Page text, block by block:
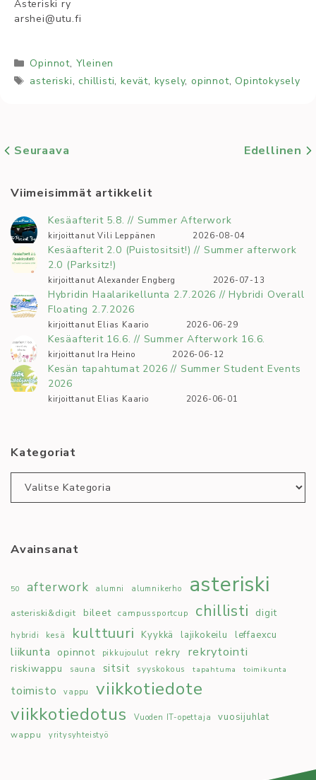
Asteriski ry
arshei@utu.fi
Kategoriat
Opinnot, Yleinen
Avainsanat
asteriski,chillisti,kevät, kysely,opinnot, Opintokysely
Seuraava Edellinen
Viimeisimmät artikkelit
Kesäafterit 5.8. // Summer Afterwork
kirjoittanut Vili Leppänen 2026-08-04
Kesäafterit 2.0 (Puistositsit!) // Summer afterwork
2.0 (Parksitz!)
kirjoittanut Alexander Engberg 2026-07-13
Hybridin Haalarikellunta 2.7.2026 // Hybridi Overall
Floating 2.7.2026
kirjoittanut Elias Kaario 2026-06-29
Kesäafterit 16.6. // Summer Afterwork 16.6.
kirjoittanut Ira Heino 2026-06-12
Kesän tapahtumat 2026 // Summer Student Events
2026
kirjoittanut Elias Kaario 2026-06-01
Kategoriat
Kategoriat
Avainsanat
50 afterwork alumni alumnikerho asteriski
asteriski&digit bileet campussportcup chillisti digit
hybridi kesä kulttuuri Kyykkä lajikokeilu leffaexcu
liikunta opinnot pikkujoulut rekry rekrytointi
riskiwappu sauna sitsit syyskokous tapahtuma toimikunta
toimisto vappu
viikkotiedote
viikkotiedotus
Vuoden IT-opettaja vuosijuhlat
wappu yritysyhteistyö